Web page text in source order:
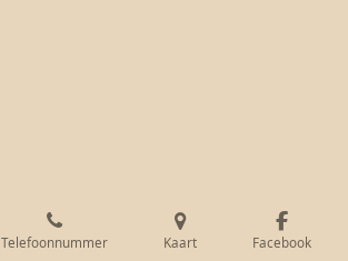
Telefoonnummer Kaart Facebook